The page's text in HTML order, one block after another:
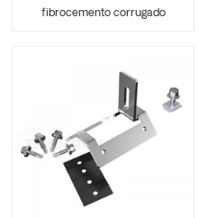
fibrocemento corrugado